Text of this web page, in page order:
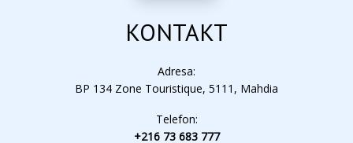
KONTAKT
Adresa:
BP 134 Zone Touristique, 5111, Mahdia
Telefon:
+216 73 683 777